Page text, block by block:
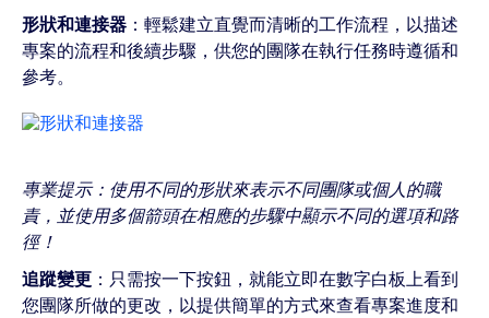
形狀和連接器 ：輕鬆建立直覺而清晰的工作流程，以描述
專案的流程和後續步驟，供您的團隊在執行任務時遵循和
參考。
專業提示：使用不同的形狀來表示不同團隊或個人的職
責，並使用多個箭頭在相應的步驟中顯示不同的選項和路
徑！
追蹤變更 ：只需按一下按鈕，就能立即在數字白板上看到
您團隊所做的更改，以提供簡單的方式來查看專案進度和